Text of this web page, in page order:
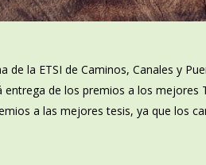
la ETSI de Caminos, Canales y
de los premios a los
a las mejores tesis, ya que los